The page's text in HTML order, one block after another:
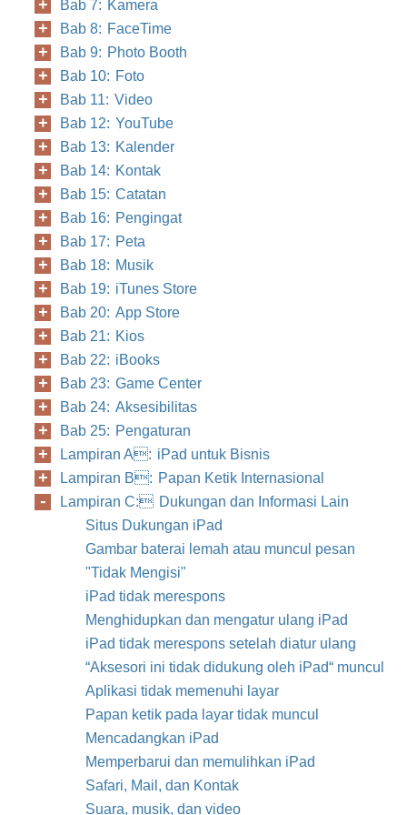
Bab 7: Kamera
Bab 8: FaceTime
Bab 9: Photo Booth
Bab 10: Foto
Bab 11: Video
Bab 12: YouTube
Bab 13: Kalender
Bab 14: Kontak
Bab 15: Catatan
Bab 16: Pengingat
Bab 17: Peta
Bab 18: Musik
Bab 19: iTunes Store
Bab 20: App Store
Bab 21: Kios
Bab 22: iBooks
Bab 23: Game Center
Bab 24: Aksesibilitas
Bab 25: Pengaturan
Lampiran A: iPad untuk Bisnis
Lampiran B: Papan Ketik Internasional
Lampiran C: Dukungan dan Informasi Lain
Situs Dukungan iPad
Gambar baterai lemah atau muncul pesan
"Tidak Mengisi"
iPad tidak merespons
Menghidupkan dan mengatur ulang iPad
iPad tidak merespons setelah diatur ulang
“Aksesori ini tidak didukung oleh iPad“ muncul
Aplikasi tidak memenuhi layar
Papan ketik pada layar tidak muncul
Mencadangkan iPad
Memperbarui dan memulihkan iPad
Safari, Mail, dan Kontak
Suara, musik, dan video